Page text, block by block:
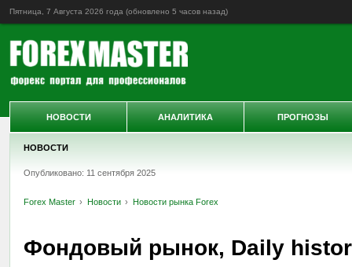
Пятница, 7 Августа 2026 года (обновлено 5 часов назад)
НОВОСТИ
Опубликовано: 11 сентября 2025
Forex Master Новости Новости рынка Forex
Фондовый рынок, Daily
НОВОСТИ АНАЛИТИКА ПРОГНОЗЫ